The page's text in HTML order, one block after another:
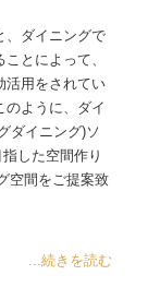
、ダイニングで
とによって、
活用をされてい
のように、ダイ
ダイニング)ソ
した空間作り
空間をご提案致
...続きを読む